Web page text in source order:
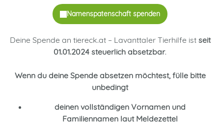
Deine Spende an tiereck.at – Lavanttaler Tierhilfe ist seit
01.01.2024 steuerlich absetzbar.
Wenn du deine Spende absetzen möchtest, fülle bitte
unbedingt
deinen vollständigen Vornamen und
Familiennamen laut Meldezettel